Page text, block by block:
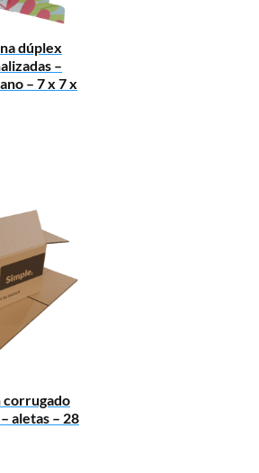
dúplex
–
– 7 x 7 x
corrugado
aletas – 28